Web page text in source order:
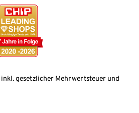
gesetzlicher Mehrwertsteuer und